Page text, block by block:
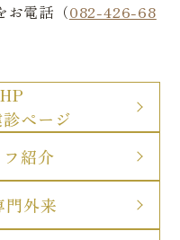
お電話（082-426-68
ページ
紹介
門外来